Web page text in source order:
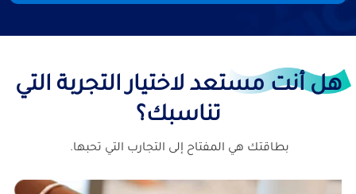
هل أنت مستعد لاختيار التجربة التي
تناسبك؟
بطاقتك هي المفتاح إلى التجارب التي تحبها.